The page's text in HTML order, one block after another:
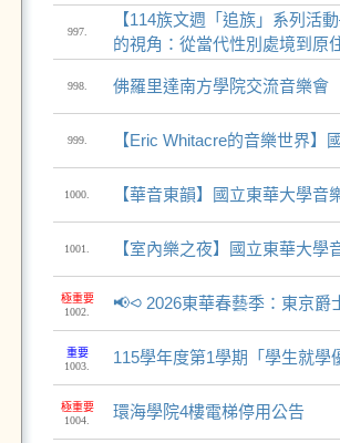
997.
【114族文週「追族」系列
的視角：從當代性別處境到原
998. 佛羅里達南方學院交流音樂會
999. 【Eric Whitacre的音樂世界
1000. 【華音東韻】國立東華大學音
1001. 【室內樂之夜】國立東華大學
極重要
1002.
📢⪦ 2026東華春藝季：東京爵
重要
1003.
115學年度第1學期「學生就學
極重要
1004.
環海學院4樓電梯停用公告